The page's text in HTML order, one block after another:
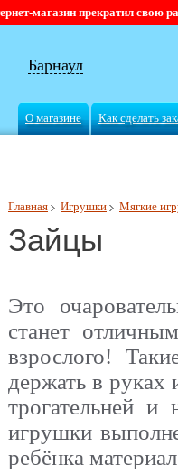
магазин прекратил свою
Барнаул
О магазине Как сделать
Главная Игрушки Мягкие
Зайцы
Это
станет
взрослого!
держать в руках
трогательней
игрушки
ребёнка